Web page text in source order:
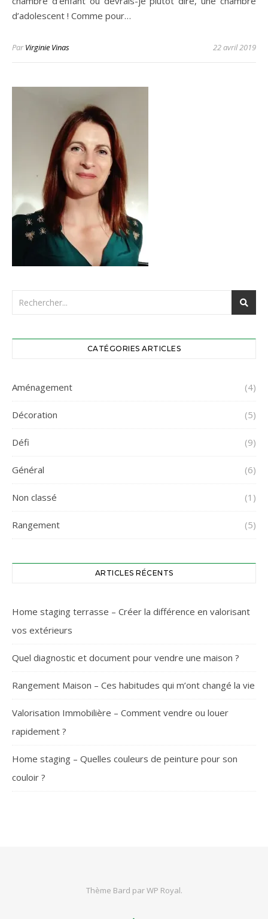
d’adolescent ! Comme pour…
ParVirginie Vinas 22 avril 2019
CATÉGORIES ARTICLES
Aménagement (4)
Décoration (5)
Défi (9)
Général (6)
Non classé (1)
Rangement (5)
ARTICLES RÉCENTS
Home staging terrasse – Créer la différence en valorisant
vos extérieurs
Quel diagnostic et document pour vendre une maison ?
Rangement Maison – Ces habitudes qui m’ont changé la vie
Valorisation Immobilière – Comment vendre ou louer
rapidement ?
Home staging – Quelles couleurs de peinture pour son
couloir ?
Thème Bard parWP Royal.